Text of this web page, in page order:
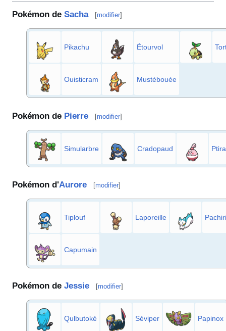
Pokémon de Sacha [modifier]
Pikachu Étourvol
Ouisticram Mustébouée
Pokémon de Pierre [modifier]
Simularbre Cradopaud
Pokémon d'Aurore [modifier]
Tiplouf Laporeille
Capumain
Pokémon de Jessie [modifier]
Qulbutoké Séviper Papinox